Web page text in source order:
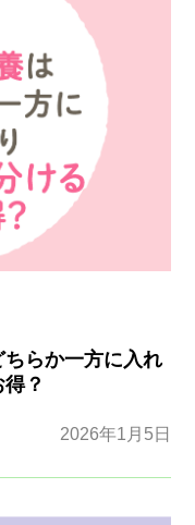
ちらか一方に入れ
？
2026年1月5日